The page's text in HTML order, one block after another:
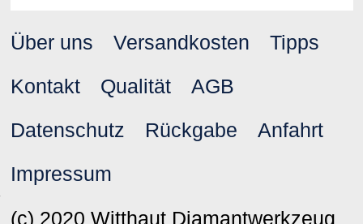
Über uns Versandkosten
Tipps
Kontakt
Qualität
AGB
Datenschutz
Rückgabe
Anfahrt
Impressum
(c) 2020 Witthaut Diamantwerkzeug